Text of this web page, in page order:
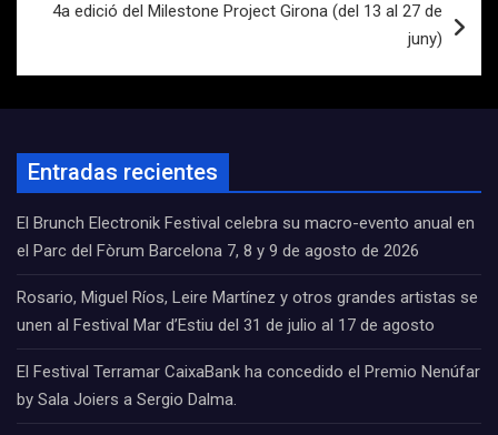
4a edició del Milestone Project Girona (del 13 al 27 de
juny)
Entradas recientes
El Brunch Electronik Festival celebra su macro-evento anual en
el Parc del Fòrum Barcelona 7, 8 y 9 de agosto de 2026
Rosario, Miguel Ríos, Leire Martínez y otros grandes artistas se
unen al Festival Mar d’Estiu del 31 de julio al 17 de agosto
El Festival Terramar CaixaBank ha concedido el Premio Nenúfar
by Sala Joiers a Sergio Dalma.